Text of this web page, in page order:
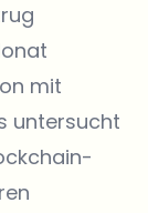
mit
untersucht